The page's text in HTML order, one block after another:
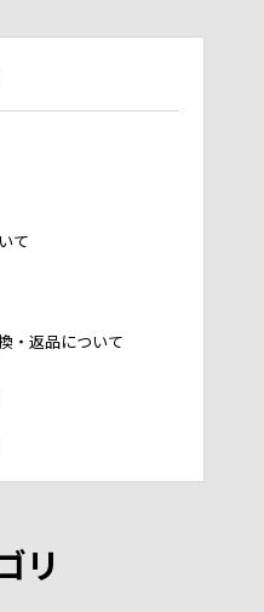
て
・返品について
リ